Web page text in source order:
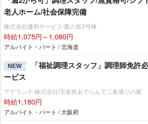
老人ホーム/社会保障完備
株式会社優和サービス/森の里2号棟
時給1,075円～1,080円
アルバイト・パート / 北海道
NEW
「福祉調理スタッフ」調理師免許
ービス
アデランテ 株式会社/宅老所あでらんて二条通りの家
時給1,180円
アルバイト・パート / 大阪府